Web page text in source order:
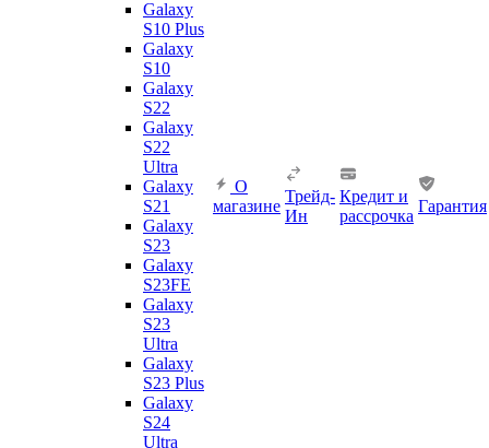
Galaxy
S10 Plus
Galaxy
S10
Galaxy
S22
Galaxy
S22
Ultra
Galaxy
S21
Galaxy
S23
Galaxy
S23FE
Galaxy
S23
Ultra
Galaxy
S23 Plus
Galaxy
S24
Ultra
О
магазине
Трейд-
Ин
Кредит и
рассрочка
Гарантия